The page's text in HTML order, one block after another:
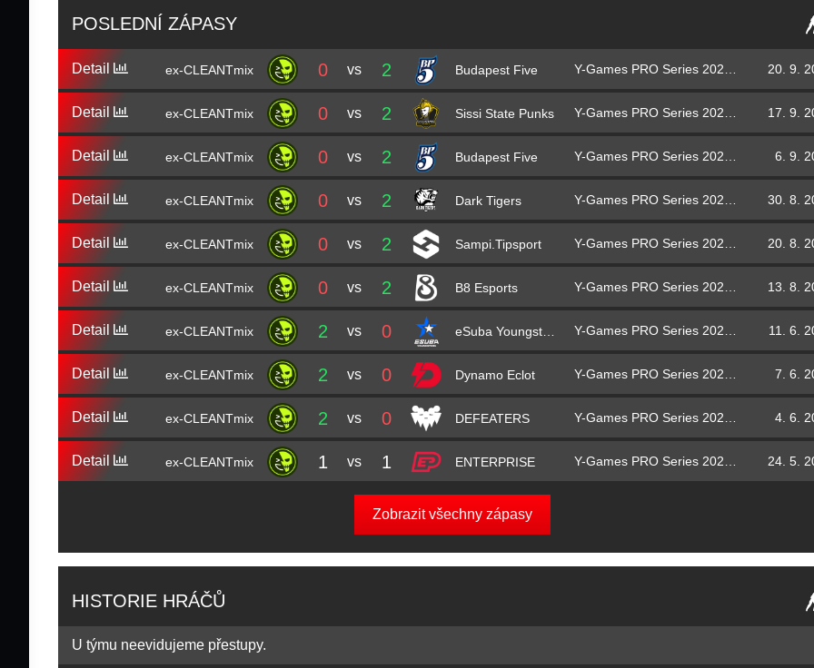
POSLEDNÍ ZÁPASY
Detail ex-CLEANTmix 0 vs 2 Budapest Five 20. 9.
Detail ex-CLEANTmix 0 vs 2 Sissi State Punks 17. 9.
Detail ex-CLEANTmix 0 vs 2 Budapest Five 6. 9.
Detail ex-CLEANTmix 0 vs 2 Dark Tigers 30. 8.
Detail ex-CLEANTmix 0 vs 2 Sampi.Tipsport 20. 8.
Detail ex-CLEANTmix 0 vs 2 B8 Esports 13. 8.
Detail ex-CLEANTmix 2 vs 0 11. 6.
Detail ex-CLEANTmix 2 vs 0 Dynamo Eclot 7. 6.
Detail ex-CLEANTmix 2 vs 0 DEFEATERS 4. 6.
Detail ex-CLEANTmix 1 vs 1 ENTERPRISE 24. 5.
Zobrazit všechny zápasy
HISTORIE HRÁČŮ
U týmu neevidujeme přestupy.